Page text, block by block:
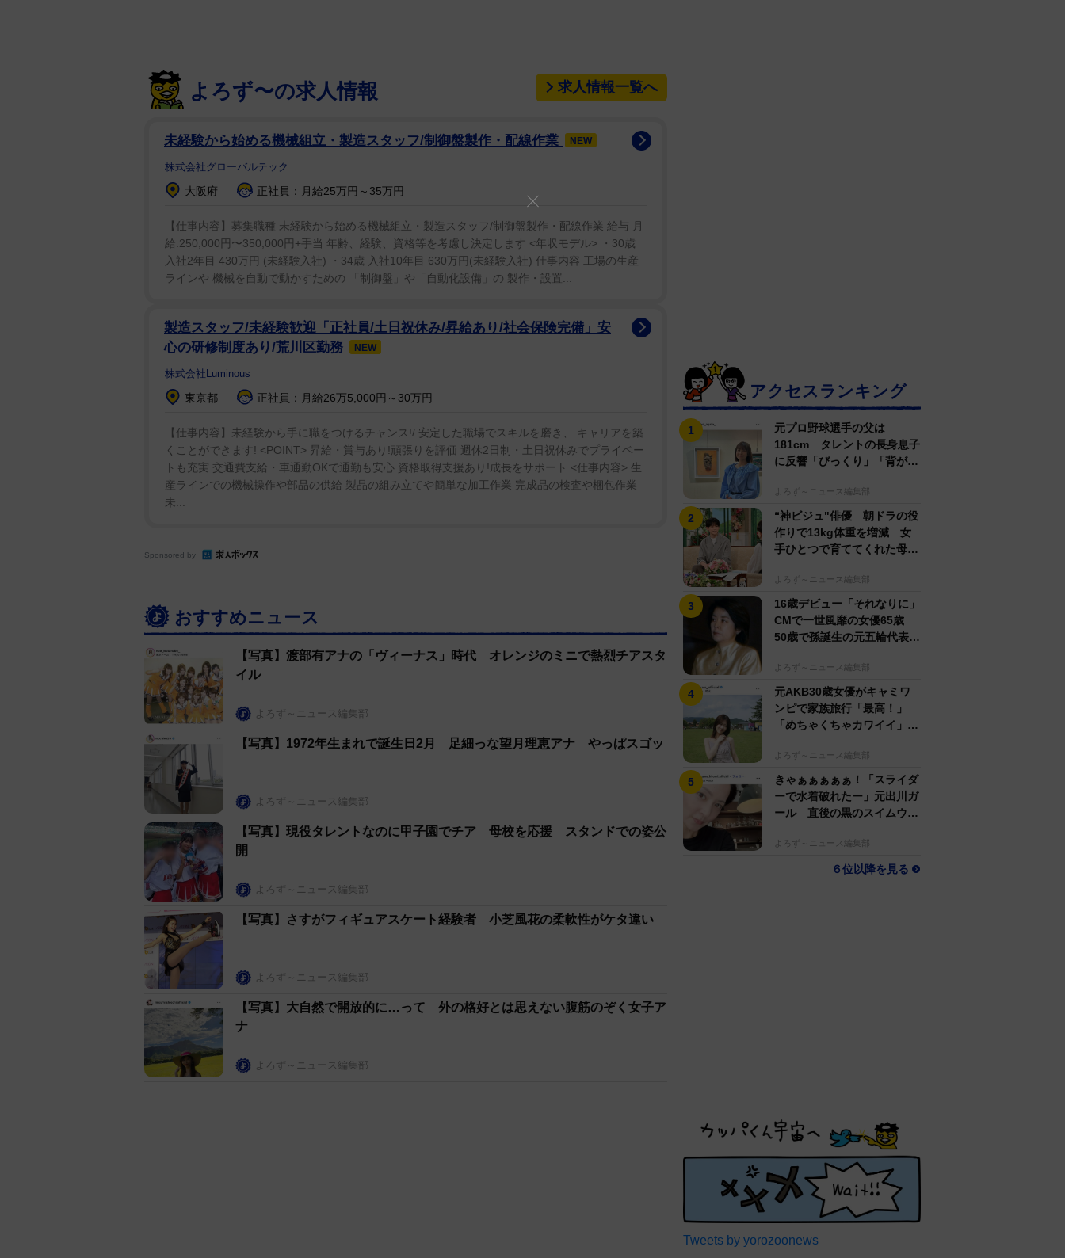
よろず〜の求人情報 求人情報一覧へ
未経験から始める機械組立・製造スタッフ/制御盤製作・配線作業 NEW
株式会社グローバルテック
大阪府 正社員：月給25万円～35万円
【仕事内容】募集職種 未経験から始める機械組立・製造スタッフ/制御盤製作・配線作業 給与 月
給:250,000円〜350,000円+手当 年齢、経験、資格等を考慮し決定します <年収モデル> ・30歳
入社2年目 430万円 (未経験入社) ・34歳 入社10年目 630万円(未経験入社) 仕事内容 工場の生産
ラインや 機械を自動で動かすための 「制御盤」や「自動化設備」の 製作・設置...
製造スタッフ/未経験歓迎「正社員/土日祝休み/昇給あり/社会保険完備」安
心の研修制度あり/荒川区勤務
NEW
株式会社Luminous
東京都 正社員：月給26万5,000円～30万円
【仕事内容】未経験から手に職をつけるチャンス!/ 安定した職場でスキルを磨き、 キャリアを築
くことができます! <POINT> 昇給・賞与あり!頑張りを評価 週休2日制・土日祝休みでプライベー
トも充実 交通費支給・車通勤OKで通勤も安心 資格取得支援あり!成長をサポート <仕事内容> 生
産ラインでの機械操作や部品の供給 製品の組み立てや簡単な加工作業 完成品の検査や梱包作業
未...
Sponsored by
おすすめニュース
【写真】渡部有アナの「ヴィーナス」時代 オレンジのミニで熱烈チアスタ
イル
よろず～ニュース編集部
【写真】1972年生まれで誕生日2月 足細っな望月理恵アナ やっぱスゴッ
よろず～ニュース編集部
【写真】現役タレントなのに甲子園でチア 母校を応援 スタンドでの姿公
開
よろず～ニュース編集部
【写真】さすがフィギュアスケート経験者 小芝風花の柔軟性がケタ違い
よろず～ニュース編集部
【写真】大自然で開放的に…って 外の格好とは思えない腹筋のぞく女子ア
ナ
よろず～ニュース編集部
アクセスランキング
元プロ野球選手の父は
181cm タレントの長身息子
に反響「びっくり」「背が高
よろず～ニュース編集部
“神ビジュ"俳優 朝ドラの役
作りで13kg体重を増減 女
手ひとつで育ててくれた母へ
よろず～ニュース編集部
16歳デビュー「それなりに」
CMで一世風靡の女優65歳
50歳で孫誕生の元五輪代表と
よろず～ニュース編集部
元AKB30歳女優がキャミワ
ンピで家族旅行「最高！」
「めちゃくちゃカワイイ」の
よろず～ニュース編集部
きゃぁぁぁぁぁ！「スライダ
ーで水着破れたー」元出川ガ
ール 直後の黒のスイムウエ
よろず～ニュース編集部
６位以降を見る
Tweets by yorozoonews